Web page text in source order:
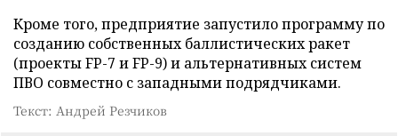
Кроме того, предприятие запустило программу по
созданию собственных баллистических ракет
(проекты FP-7 и FP-9) и альтернативных систем
ПВО совместно с западными подрядчиками.
Текст: Андрей Резчиков